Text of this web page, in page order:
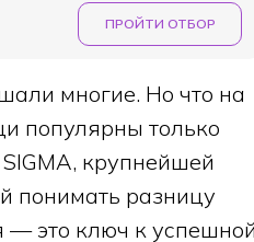
ПРОЙТИ ОТБОР
многие. Но что на
популярны только
крупнейшей
понимать разницу
— это ключ к успешной